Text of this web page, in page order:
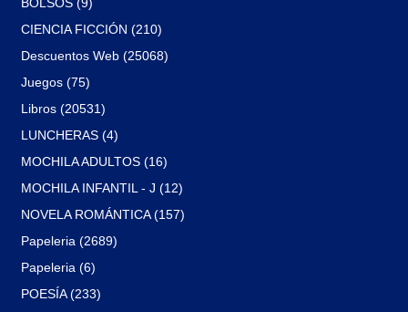
BOLSOS (9)
CIENCIA FICCIÓN (210)
Descuentos Web (25068)
Juegos (75)
Libros (20531)
LUNCHERAS (4)
MOCHILA ADULTOS (16)
MOCHILA INFANTIL - J (12)
NOVELA ROMÁNTICA (157)
Papeleria (2689)
Papeleria (6)
POESÍA (233)